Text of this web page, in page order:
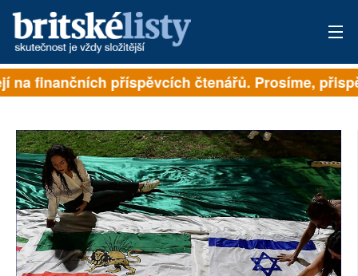
PŘIHLÁSIT
ARCHIV
ROZHOVORY
TÉMATA
NEJČTENĚJŠÍ ZA 7 DNÍ
finančních příspěvcích čtenářů. Prosíme,